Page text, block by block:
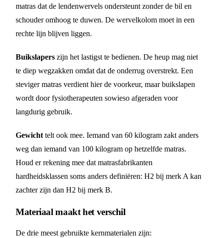
matras dat de lendenwervels ondersteunt zonder de bil en
schouder omhoog te duwen. De wervelkolom moet in een
rechte lijn blijven liggen.
Buikslapers zijn het lastigst te bedienen. De heup mag niet
te diep wegzakken omdat dat de onderrug overstrekt. Een
steviger matras verdient hier de voorkeur, maar buikslapen
wordt door fysiotherapeuten sowieso afgeraden voor
langdurig gebruik.
Gewicht telt ook mee. Iemand van 60 kilogram zakt anders
weg dan iemand van 100 kilogram op hetzelfde matras.
Houd er rekening mee dat matrasfabrikanten
hardheidsklassen soms anders definiëren: H2 bij merk A kan
zachter zijn dan H2 bij merk B.
Materiaal maakt het verschil
De drie meest gebruikte kernmaterialen zijn: